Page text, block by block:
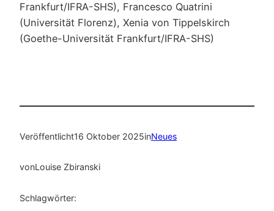
Frankfurt/IFRA-SHS), Francesco Quatrini
(Universität Florenz), Xenia von Tippelskirch
(Goethe-Universität Frankfurt/IFRA-SHS)
Veröffentlicht16 Oktober 2025inNeues
vonLouise Zbiranski
Schlagwörter: